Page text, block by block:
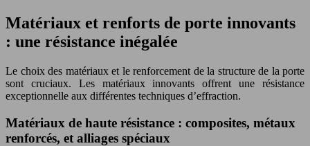
Matériaux et renforts de porte innovants
: une résistance inégalée
Le choix des matériaux et le renforcement de la structure de la porte
sont cruciaux. Les matériaux innovants offrent une résistance
exceptionnelle aux différentes techniques d’effraction.
Matériaux de haute résistance : composites, métaux
renforcés, et alliages spéciaux